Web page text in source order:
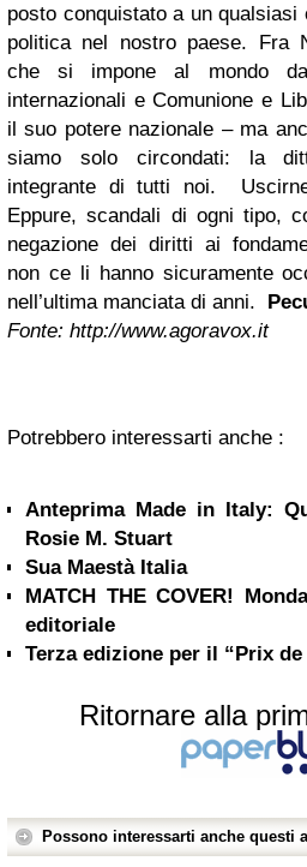
posto conquistato a un
politica nel nostro paese. Fra
che si impone al mondo
internazionali e Comunione e
il suo potere nazionale – ma
siamo solo circondati: la
integrante di tutti noi.
Eppure, scandali di ogni tipo,
negazione dei diritti ai
non ce li hanno sicuramente
nell’ultima manciata di anni.
Fonte: http://www.agoravox.it
Potrebbero interessarti anche :
Anteprima Made in Italy:
Rosie M. Stuart
Sua Maestà Italia
MATCH THE COVER!
editoriale
Terza edizione per il “Prix
Ritornare alla
Possono interessarti anche questi